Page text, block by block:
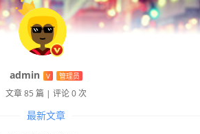
admin V 管理员
文章 85 篇 | 评论 0 次
最新文章